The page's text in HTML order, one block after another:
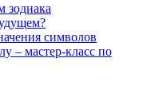
зодиака
символов
– мастер-класс по